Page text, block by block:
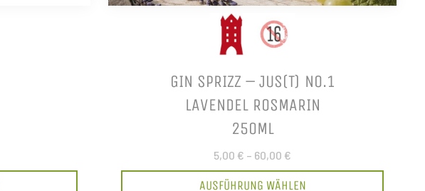
GIN SPRIZZ – JUS(T) NO.1
LAVENDEL ROSMARIN
250ML
5,00 € – 60,00 €
AUSFÜHRUNG WÄHLEN